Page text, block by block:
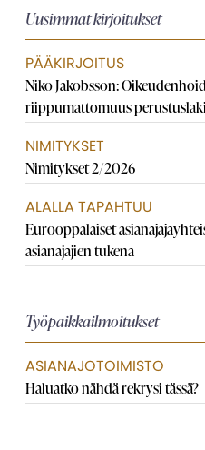
Uusimmat kirjoitukset
PÄÄKIRJOITUS
Niko Jakobsson:
riippumattomuus
NIMITYKSET
Nimitykset 2/2026
ALALLA TAPAHTUU
Eurooppalaiset
asianajajien tukena
Työpaikkailmoitukset
ASIANAJOTOIMISTO
Haluatko nähdä rekrysi tässä?